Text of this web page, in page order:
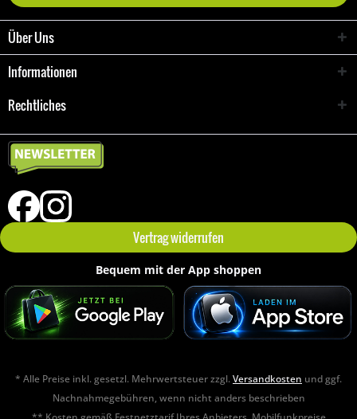
Über Uns
Informationen
Rechtliches
Vertrag widerrufen
Bequem mit der App shoppen
* Alle Preise inkl. gesetzl. Mehrwertsteuer zzgl.Versandkosten und ggf.
Nachnahmegebühren, wenn nicht anders beschrieben